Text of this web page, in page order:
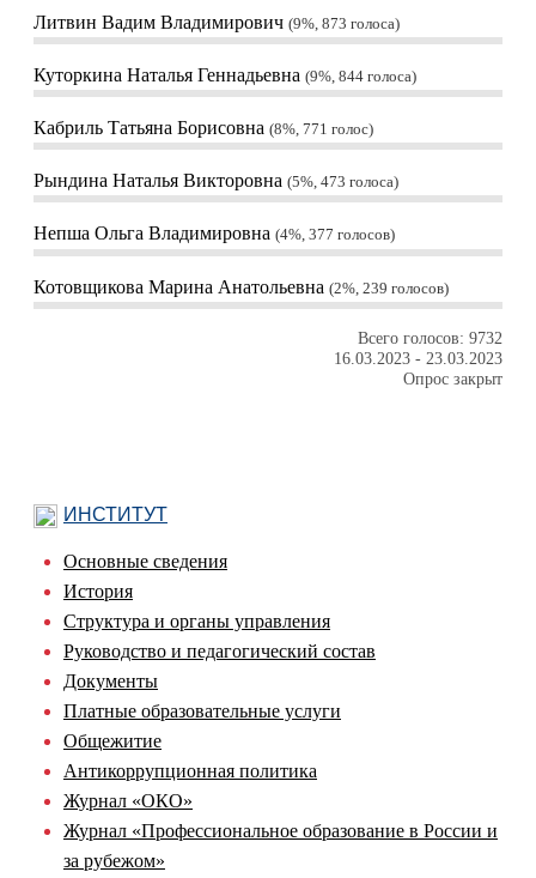
Литвин Вадим Владимирович 9%, 873 голоса
Куторкина Наталья Геннадьевна 9%, 844 голоса
Кабриль Татьяна Борисовна 8%, 771 голос
Рындина Наталья Викторовна 5%, 473 голоса
Непша Ольга Владимировна 4%, 377 голосов
Котовщикова Марина Анатольевна 2%, 239 голосов
Всего голосов: 9732
16.03.2023 - 23.03.2023
Опрос закрыт
ИНСТИТУТ
Основные сведения
История
Структура и органы управления
Руководство и педагогический состав
Документы
Платные образовательные услуги
Общежитие
Антикоррупционная политика
Журнал «ОКО»
Журнал «Профессиональное образование в России и
за рубежом»